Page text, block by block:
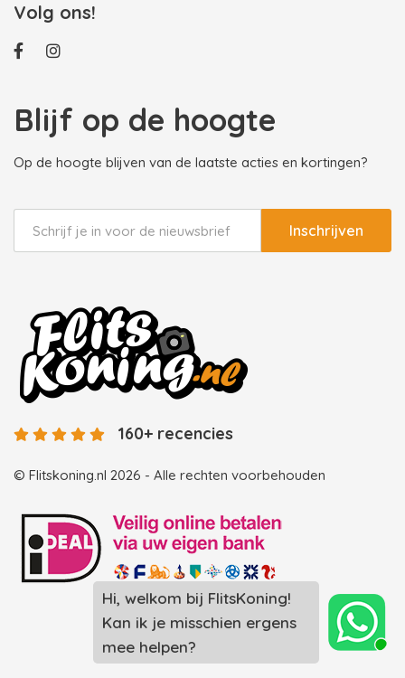
Hi, welkom bij FlitsKoning!
Kan ik je misschien ergens
mee helpen?
Volg ons!
Blijf op de hoogte
Op de hoogte blijven van de laatste acties en kortingen?
Inschrijven
© Flitskoning.nl 2026 - Alle rechten voorbehouden
160+ recencies
Landingspagina overzicht photobooths
Landingspagina overzicht videobooths
Photobooth huren in Spijkenisse